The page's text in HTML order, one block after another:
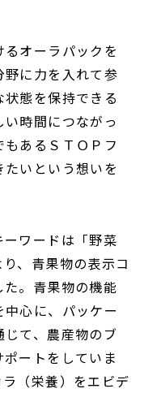
オーラパックを
に力を入れて参
態を保持できる
時間につながっ
あるＳＴＯＰフ
いという想いを
ワードは「野菜
、青果物の表示コ
。青果物の機能
心に、パッケー
て、農産物のブ
ートをしていま
（栄養）をエビデ